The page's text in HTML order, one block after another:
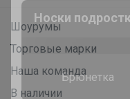
Шоурумы
Торговые марки
Наша команда
В наличии
Рубашка для
fit